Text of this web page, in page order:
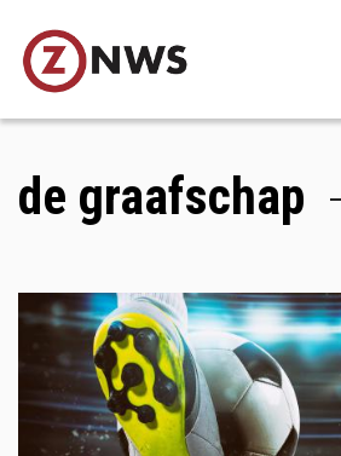
main
content
de graafschap